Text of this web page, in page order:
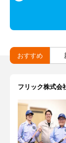
おすすめ
フリック株式